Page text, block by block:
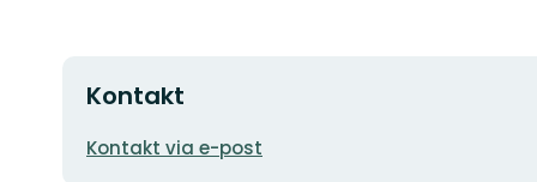
Kontakt
E-
Kontakt via e-post